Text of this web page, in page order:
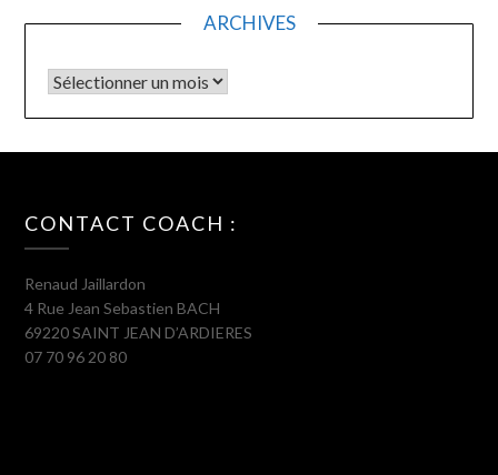
ARCHIVES
Archives
CONTACT COACH :
Renaud Jaillardon
4 Rue Jean Sebastien BACH
69220 SAINT JEAN D’ARDIERES
07 70 96 20 80